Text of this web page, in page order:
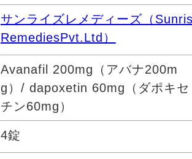
サンライズレメディーズ（
RemediesPvt.Ltd）
Avanafil 200mg（アバナ200m
g）/ dapoxetin 60mg（ダポキセ
チン60mg）
4錠